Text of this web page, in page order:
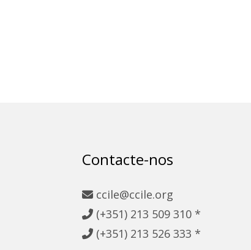
Contacte-nos
ccile@ccile.org
(+351) 213 509 310 *
(+351) 213 526 333 *